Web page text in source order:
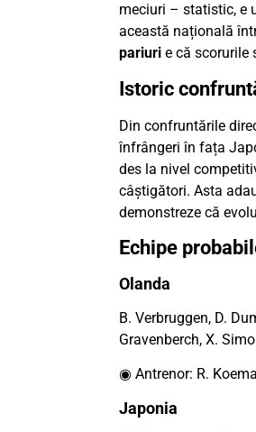
meciuri – statistic, e
această națională
pariuri e că scorurile
Istoric
Din confruntările
înfrângeri în fața
des la nivel
câștigători. Asta
demonstreze că
Echipe
Olanda
B. Verbruggen, D.
Gravenberch, X.
◉ Antrenor: R.
Japonia